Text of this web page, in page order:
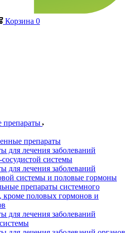
Корзина 0
препараты
препараты
для лечения заболеваний
сосудистой системы
для лечения заболеваний
системы и половые гормоны
препараты системного
кроме половых гормонов и
для лечения заболеваний